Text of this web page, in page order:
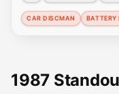
CAR DISCMAN BATTERY
1987